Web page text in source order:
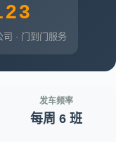
· 门到门服务
发车频率
每周 6 班